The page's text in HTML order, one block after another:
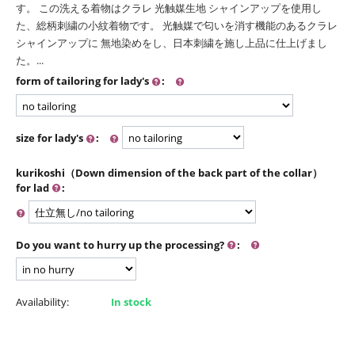
す。 この洗える着物はクラレ 光触媒生地 シャインアップを使用し
た、総柄刺繍の小紋着物です。 光触媒で匂いを消す機能のあるクラレ
シャインアップに 無地染めをし、日本刺繍を施し上品に仕上げまし
た。...
form of tailoring for lady's
:
size for lady's :
kurikoshi（Down dimension of the back part of the collar）
for lad
:
Do you want to hurry up the processing? :
Availability: In stock